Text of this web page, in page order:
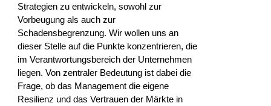
Strategien zu entwickeln, sowohl zur
Vorbeugung als auch zur
Schadensbegrenzung. Wir wollen uns an
dieser Stelle auf die Punkte konzentrieren, die
im Verantwortungsbereich der Unternehmen
liegen. Von zentraler Bedeutung ist dabei die
Frage, ob das Management die eigene
Resilienz und das Vertrauen der Märkte in